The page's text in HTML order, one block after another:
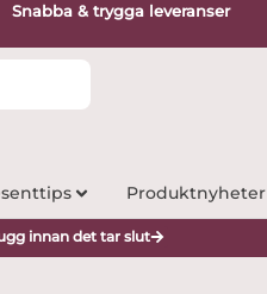
Snabba & trygga leveranser
Produktnyheter
innan det tar slut